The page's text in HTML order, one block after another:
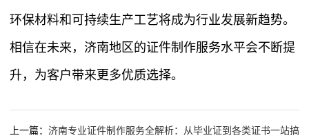
环保材料和可持续生产工艺将成为行业发展新趋势。
相信在未来，济南地区的证件制作服务水平会不断提
升，为客户带来更多优质选择。
上一篇： 济南专业证件制作服务全解析：从毕业证到各类证书一站搞